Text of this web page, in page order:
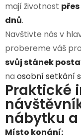
mají životnost
dnů.
Navštivte nás v
probereme váš
svůj stánek
na osobní setkání
Praktické
nábytku a
Místo konání: